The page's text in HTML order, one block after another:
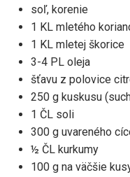
soľ, korenie
1 KL mletého
1 KL mletej škorice
3-4 PL oleja
šťavu z polovice
250 g kuskusu
1 ČL soli
300 g uvareného
½ ČL kurkumy
100 g na väčšie